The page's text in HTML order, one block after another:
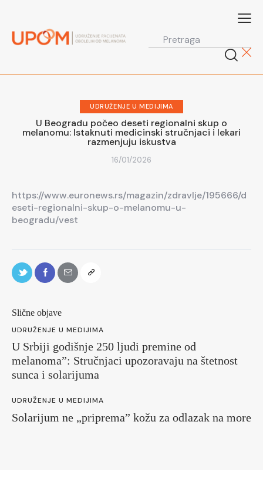
UDRUŽENJE U MEDIJIMA
U Beogradu počeo deseti regionalni skup o
melanomu: Istaknuti medicinski stručnjaci i lekari
razmenjuju iskustva
16/01/2026
https://www.euronews.rs/magazin/zdravlje/195666/d
eseti-regionalni-skup-o-melanomu-u-
beogradu/vest
Slične objave
UDRUŽENJE U MEDIJIMA
U Srbiji godišnje 250 ljudi premine od
melanoma”: Stručnjaci upozoravaju na štetnost
sunca i solarijuma
UDRUŽENJE U MEDIJIMA
Solarijum ne „priprema” kožu za odlazak na more